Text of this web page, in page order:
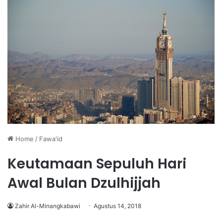
Home / Fawa'id
Keutamaan Sepuluh Hari
Awal Bulan Dzulhijjah
Zahir Al-Minangkabawi Agustus 14, 2018